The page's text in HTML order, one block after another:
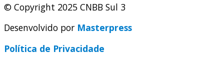
© Copyright 2025 CNBB Sul 3
Desenvolvido por Masterpress
Política de Privacidade